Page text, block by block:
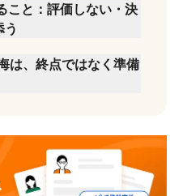
している
てを手放してしまった
こと：評価しない・決
は、終点ではなく準備